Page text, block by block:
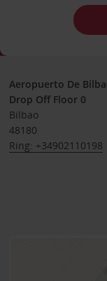
Aeropuerto De
Drop Off Floor 0
Bilbao
48180
Ring: +34902110198